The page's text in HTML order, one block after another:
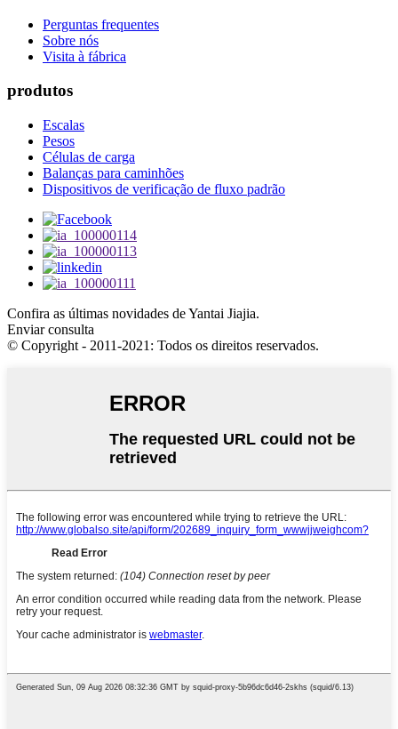
Perguntas frequentes
Sobre nós
Visita à fábrica
produtos
Escalas
Pesos
Células de carga
Balanças para caminhões
Dispositivos de verificação de fluxo padrão
Confira as últimas novidades de Yantai Jiajia.
Enviar consulta
© Copyright - 2011-2021: Todos os direitos reservados.